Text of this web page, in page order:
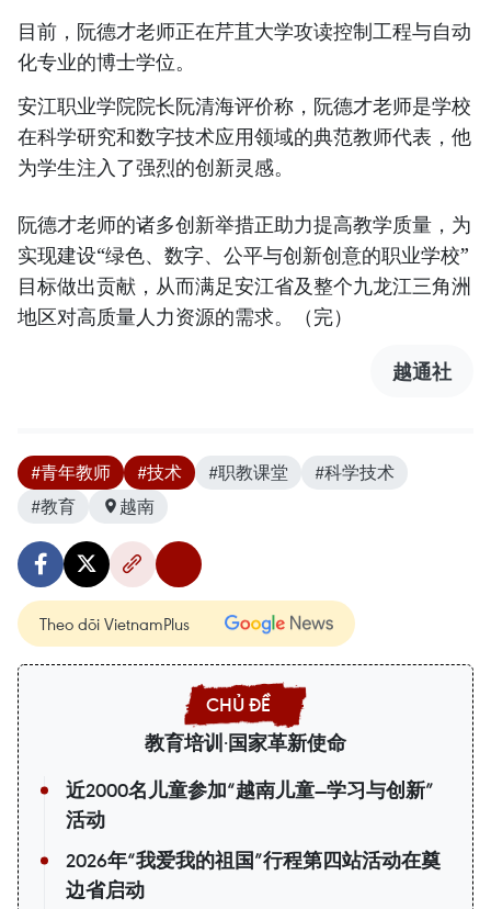
​目前，阮德才老师正在芹苴大学攻读控制工程与自动
化专业的博士学位。
​安江职业学院院长阮清海评价称，阮德才老师是学校
在科学研究和数字技术应用领域的典范教师代表，他
为学生注入了强烈的创新灵感。
阮德才老师的诸多创新举措正助力提高教学质量，为
实现建设“绿色、数字、公平与创新创意的职业学校”
目标做出贡献，从而满足安江省及整个九龙江三角洲
地区对高质量人力资源的需求。（完）
越通社
#青年教师 #技术 #职教课堂
#科学技术
#教育
越南
Theo dõi VietnamPlus
教育培训·国家革新使命
近2000名儿童参加“越南儿童—学习与创新”
活动
2026年“我爱我的祖国”行程第四站活动在奠
边省启动